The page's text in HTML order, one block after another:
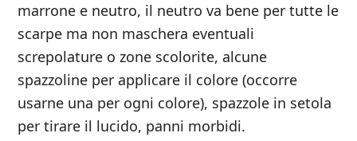
marrone e neutro, il neutro va bene per tutte le
scarpe ma non maschera eventuali
screpolature o zone scolorite, alcune
spazzoline per applicare il colore (occorre
usarne una per ogni colore), spazzole in setola
per tirare il lucido, panni morbidi.